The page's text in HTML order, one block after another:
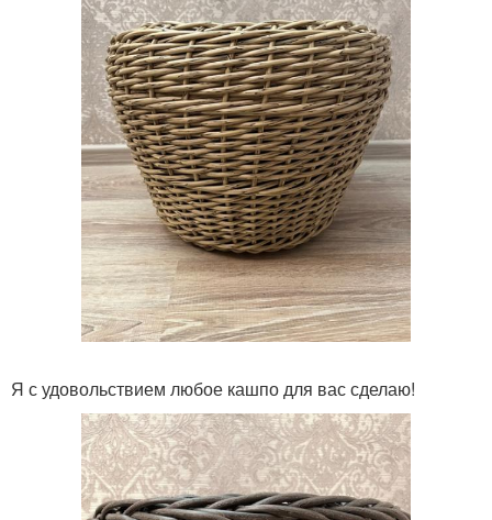
Я с удовольствием любое кашпо для вас сделаю!